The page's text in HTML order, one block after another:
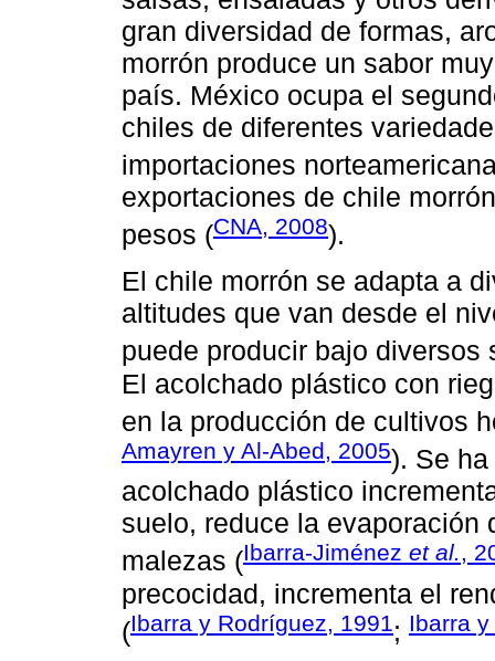
gran diversidad de formas,
morrón produce un sabor
país. México ocupa el
chiles de diferentes
importaciones
exportaciones de chile
pesos (CNA, 2008).
El chile morrón se adapta a
altitudes que van desde el
puede producir bajo
El acolchado plástico con
en la producción de cultivos
Amayren y Al-Abed, 2005). Se
acolchado plástico
suelo, reduce la evaporación
malezas (Ibarra-Jiménez et al.,
precocidad, incrementa el
(Ibarra y Rodríguez, 1991; Ibarra